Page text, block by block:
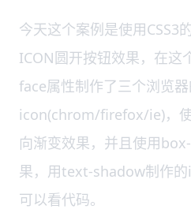
今天这个案例是使用CSS3
ICON圆开按钮效果，在这
face属性制作了三个浏览
icon(chrom/firefox/ie)，
向渐变效果，并且使用
果，用text-shadow制作
可以看代码。